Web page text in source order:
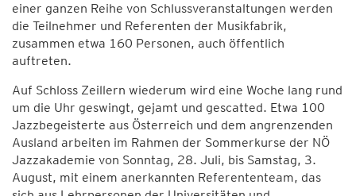
einer ganzen Reihe von Schlussveranstaltungen werden
die Teilnehmer und Referenten der Musikfabrik,
zusammen etwa 160 Personen, auch öffentlich
auftreten.
Auf Schloss Zeillern wiederum wird eine Woche lang rund
um die Uhr geswingt, gejamt und gescatted. Etwa 100
Jazzbegeisterte aus Österreich und dem angrenzenden
Ausland arbeiten im Rahmen der Sommerkurse der NÖ
Jazzakademie von Sonntag, 28. Juli, bis Samstag, 3.
August, mit einem anerkannten Referententeam, das